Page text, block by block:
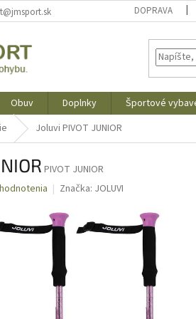
DOPRAVA
Obuv Doplnky Športové
Joluvi PIVOT JUNIOR
PIVOT JUNIOR
Značka: JOLUVI